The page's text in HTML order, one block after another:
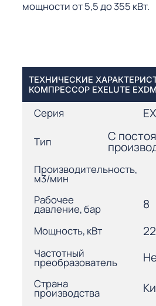
мощности от 5,5 до 355 кВт.
ТЕХНИЧЕСКИЕ
КОМПРЕССОР EXELUTE
Серия
Тип С
Производительность,
м3/мин
Рабочее
давление, бар 8
Мощность, кВт 22
Частотный
преобразователь
Страна
производства